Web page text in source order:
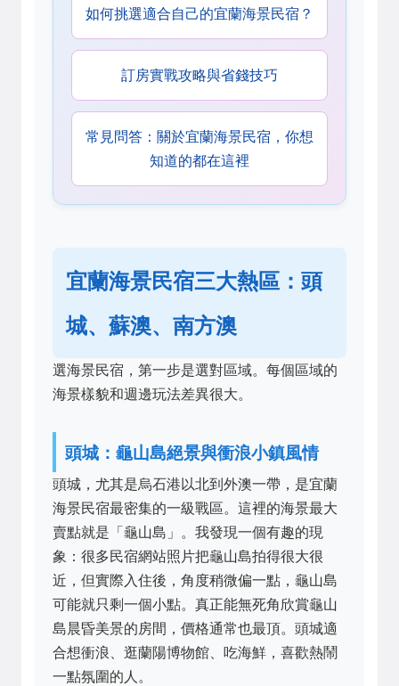
如何挑選適合自己的宜蘭海景民宿？
訂房實戰攻略與省錢技巧
常見問答：關於宜蘭海景民宿，你想
知道的都在這裡
宜蘭海景民宿三大熱區：頭
城、蘇澳、南方澳
選海景民宿，第一步是選對區域。每個區域的
海景樣貌和週邊玩法差異很大。
頭城：龜山島絕景與衝浪小鎮風情
頭城，尤其是烏石港以北到外澳一帶，是宜蘭
海景民宿最密集的一級戰區。這裡的海景最大
賣點就是「龜山島」。我發現一個有趣的現
象：很多民宿網站照片把龜山島拍得很大很
近，但實際入住後，角度稍微偏一點，龜山島
可能就只剩一個小點。真正能無死角欣賞龜山
島晨昏美景的房間，價格通常也最頂。頭城適
合想衝浪、逛蘭陽博物館、吃海鮮，喜歡熱鬧
一點氛圍的人。